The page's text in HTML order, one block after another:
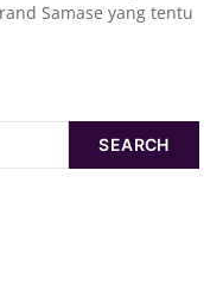
Samase yang tentu
SEARCH